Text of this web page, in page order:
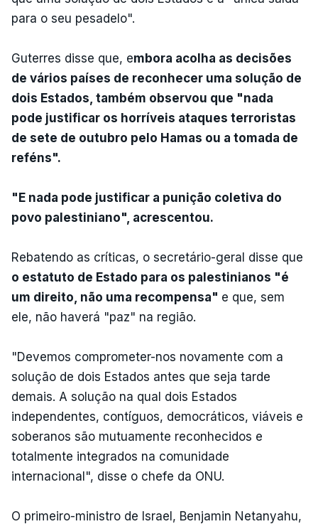
para o seu pesadelo".
Guterres disse que, embora acolha as decisões
de vários países de reconhecer uma solução de
dois Estados, também observou que "nada
pode justificar os horríveis ataques terroristas
de sete de outubro pelo Hamas ou a tomada de
reféns".
"E nada pode justificar a punição coletiva do
povo palestiniano", acrescentou.
Rebatendo as críticas, o secretário-geral disse que
o estatuto de Estado para os palestinianos "é
um direito, não uma recompensa" e que, sem
ele, não haverá "paz" na região.
"Devemos comprometer-nos novamente com a
solução de dois Estados antes que seja tarde
demais. A solução na qual dois Estados
independentes, contíguos, democráticos, viáveis ​​e
soberanos são mutuamente reconhecidos e
totalmente integrados na comunidade
internacional", disse o chefe da ONU.
O primeiro-ministro de Israel, Benjamin Netanyahu,